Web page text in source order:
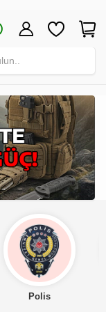
Asker